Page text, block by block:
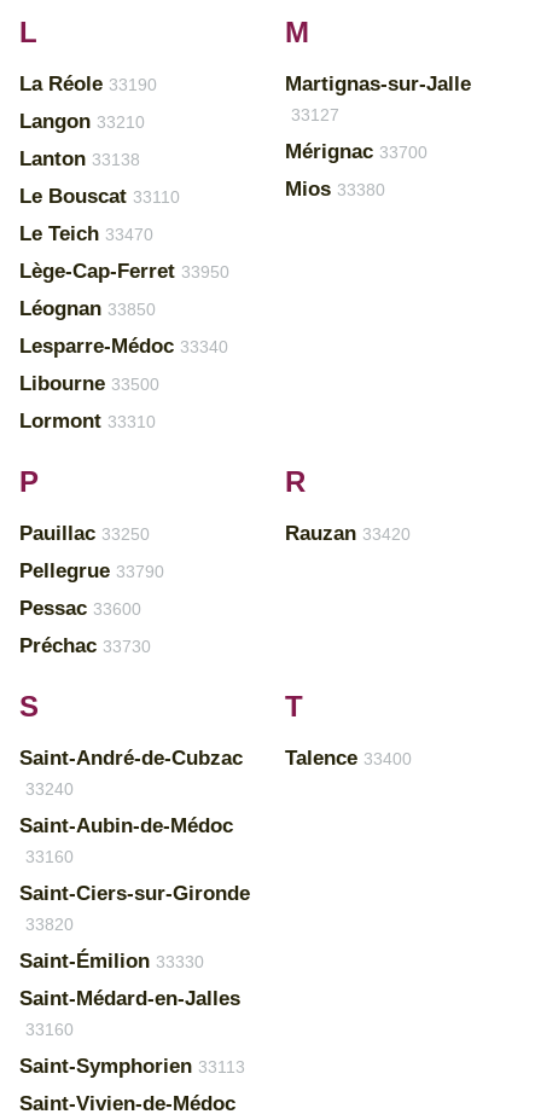
L
La Réole 33190
Langon 33210
Lanton 33138
Le Bouscat 33110
Le Teich 33470
Lège-Cap-Ferret 33950
Léognan 33850
Lesparre-Médoc 33340
Libourne 33500
Lormont 33310
M
Martignas-sur-Jalle
33127
Mérignac 33700
Mios 33380
P
Pauillac 33250
Pellegrue 33790
Pessac 33600
Préchac 33730
R
Rauzan 33420
S
Saint-André-de-Cubzac
33240
Saint-Aubin-de-Médoc
33160
Saint-Ciers-sur-Gironde
33820
Saint-Émilion 33330
Saint-Médard-en-Jalles
33160
Saint-Symphorien 33113
Saint-Vivien-de-Médoc
T
Talence 33400